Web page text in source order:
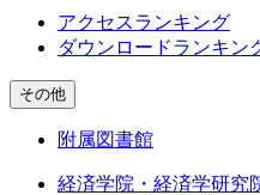
アクセスランキング
ダウンロードランキン
その他
附属図書館
経済学院・経済学研究